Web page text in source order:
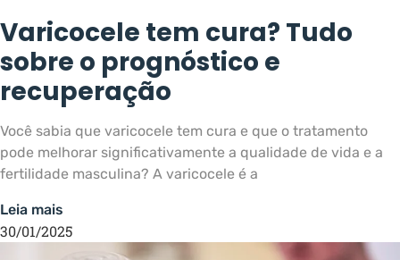
Varicocele tem cura? Tudo
sobre o prognóstico e
recuperação
Você sabia que varicocele tem cura e que o tratamento
pode melhorar significativamente a qualidade de vida e a
fertilidade masculina? A varicocele é a
Leia mais
30/01/2025